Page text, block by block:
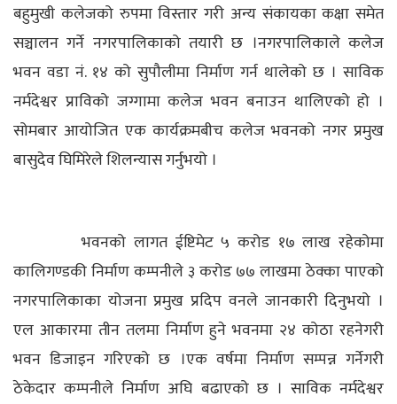
बहुमुखी कलेजको रुपमा विस्तार गरी अन्य संकायका कक्षा समेत
सञ्चालन गर्ने नगरपालिकाको तयारी छ ।नगरपालिकाले कलेज
भवन वडा नं. १४ को सुपौलीमा निर्माण गर्न थालेको छ । साविक
नर्मदेश्वर प्राविको जग्गामा कलेज भवन बनाउन थालिएको हो ।
सोमबार आयोजित एक कार्यक्रमबीच कलेज भवनको नगर प्रमुख
बासुदेव घिमिरेले शिलन्यास गर्नुभयो ।
भवनको लागत ईष्टिमेट ५ करोड १७ लाख रहेकोमा
कालिगण्डकी निर्माण कम्पनीले ३ करोड ७७ लाखमा ठेक्का पाएको
नगरपालिकाका योजना प्रमुख प्रदिप वनले जानकारी दिनुभयो ।
एल आकारमा तीन तलमा निर्माण हुने भवनमा २४ कोठा रहनेगरी
भवन डिजाइन गरिएको छ ।एक वर्षमा निर्माण सम्पन्न गर्नेगरी
ठेकेदार कम्पनीले निर्माण अघि बढाएको छ । साविक नर्मदेश्वर